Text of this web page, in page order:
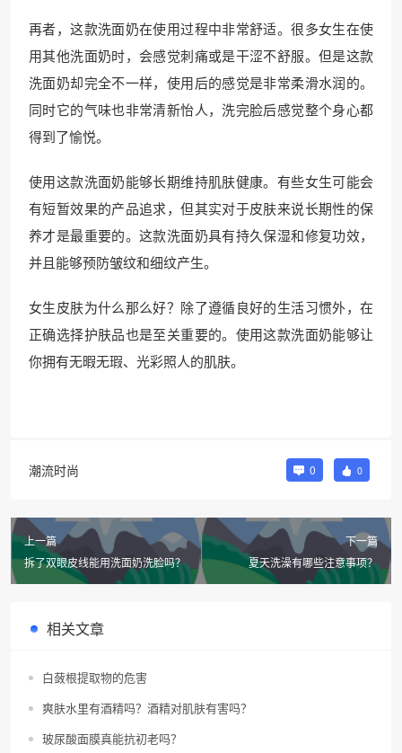
再者，这款洗面奶在使用过程中非常舒适。很多女生在使
用其他洗面奶时，会感觉刺痛或是干涩不舒服。但是这款
洗面奶却完全不一样，使用后的感觉是非常柔滑水润的。
同时它的气味也非常清新怡人，洗完脸后感觉整个身心都
得到了愉悦。
使用这款洗面奶能够长期维持肌肤健康。有些女生可能会
有短暂效果的产品追求，但其实对于皮肤来说长期性的保
养才是最重要的。这款洗面奶具有持久保湿和修复功效，
并且能够预防皱纹和细纹产生。
女生皮肤为什么那么好？除了遵循良好的生活习惯外，在
正确选择护肤品也是至关重要的。使用这款洗面奶能够让
你拥有无暇无瑕、光彩照人的肌肤。
潮流时尚 0 0
上一篇
拆了双眼皮线能用洗面奶洗脸吗？
下一篇
夏天洗澡有哪些注意事项？
相关文章
白蔹根提取物的危害
爽肤水里有酒精吗？酒精对肌肤有害吗？
玻尿酸面膜真能抗初老吗？